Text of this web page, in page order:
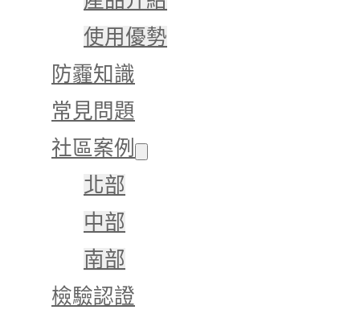
使用優勢
防霾知識
常見問題
社區案例
北部
中部
南部
檢驗認證